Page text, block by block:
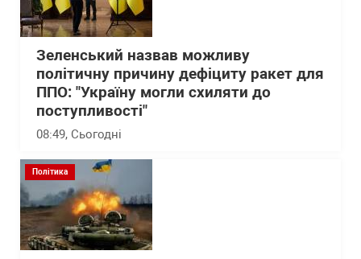
Зеленський назвав можливу
політичну причину дефіциту ракет для
ППО: "Україну могли схиляти до
поступливості"
08:49, Сьогодні
Політика